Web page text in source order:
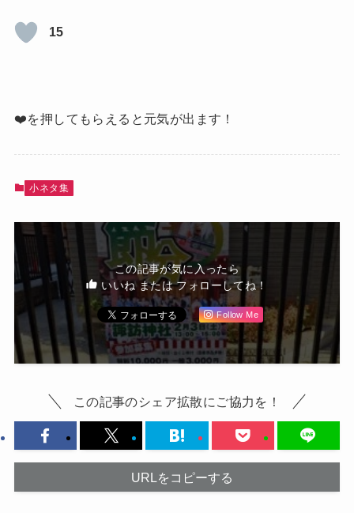
15
❤️を押してもらえると元気が出ます！
小ネタ集
この記事が気に入ったら
いいね または フォローしてね！
Follow Me
この記事のシェア拡散にご協力を！
URLをコピーする